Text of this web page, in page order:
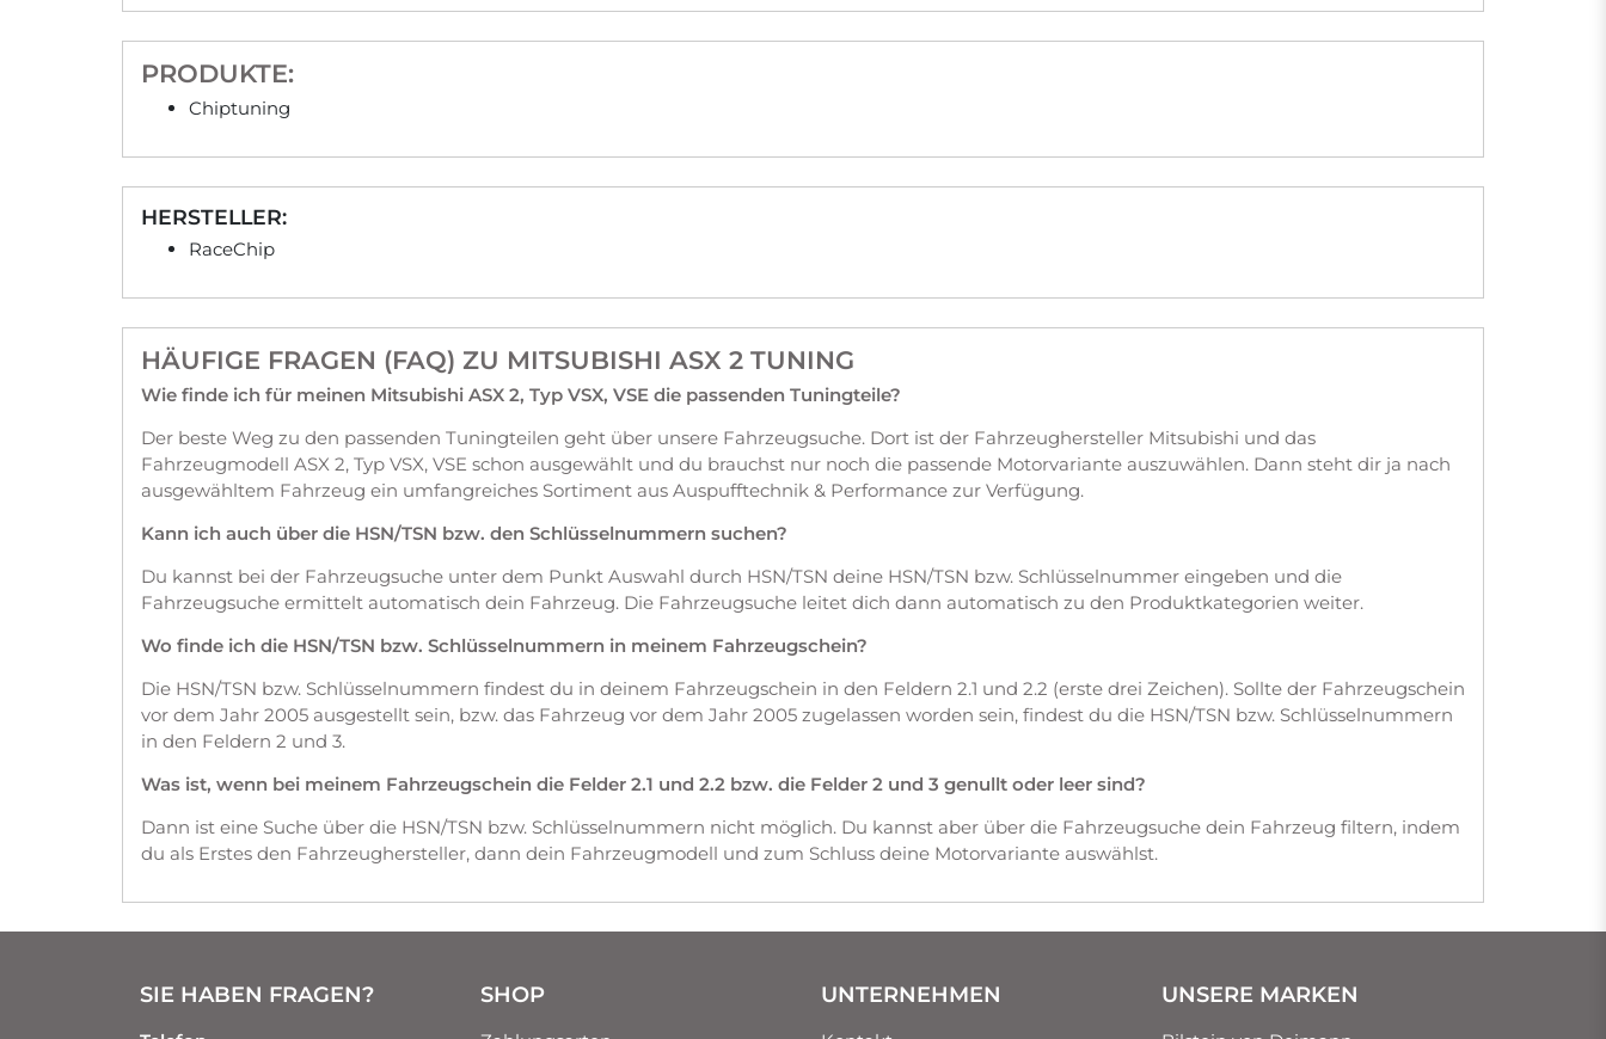
PRODUKTE:
Chiptuning
HERSTELLER:
RaceChip
HÄUFIGE FRAGEN (FAQ) ZU MITSUBISHI ASX 2 TUNING
Wie finde ich für meinen Mitsubishi ASX 2, Typ VSX, VSE die passenden Tuningteile?
Der beste Weg zu den passenden Tuningteilen geht über unsere Fahrzeugsuche. Dort ist der Fahrzeughersteller Mitsubishi und das
Fahrzeugmodell ASX 2, Typ VSX, VSE schon ausgewählt und du brauchst nur noch die passende Motorvariante auszuwählen. Dann steht dir ja nach
ausgewähltem Fahrzeug ein umfangreiches Sortiment aus Auspufftechnik & Performance zur Verfügung.
Kann ich auch über die HSN/TSN bzw. den Schlüsselnummern suchen?
Du kannst bei der Fahrzeugsuche unter dem Punkt Auswahl durch HSN/TSN deine HSN/TSN bzw. Schlüsselnummer eingeben und die
Fahrzeugsuche ermittelt automatisch dein Fahrzeug. Die Fahrzeugsuche leitet dich dann automatisch zu den Produktkategorien weiter.
Wo finde ich die HSN/TSN bzw. Schlüsselnummern in meinem Fahrzeugschein?
Die HSN/TSN bzw. Schlüsselnummern findest du in deinem Fahrzeugschein in den Feldern 2.1 und 2.2 (erste drei Zeichen). Sollte der Fahrzeugschein
vor dem Jahr 2005 ausgestellt sein, bzw. das Fahrzeug vor dem Jahr 2005 zugelassen worden sein, findest du die HSN/TSN bzw. Schlüsselnummern
in den Feldern 2 und 3.
Was ist, wenn bei meinem Fahrzeugschein die Felder 2.1 und 2.2 bzw. die Felder 2 und 3 genullt oder leer sind?
Dann ist eine Suche über die HSN/TSN bzw. Schlüsselnummern nicht möglich. Du kannst aber über die Fahrzeugsuche dein Fahrzeug filtern, indem
du als Erstes den Fahrzeughersteller, dann dein Fahrzeugmodell und zum Schluss deine Motorvariante auswählst.
SIE HABEN FRAGEN? SHOP UNTERNEHMEN UNSERE MARKEN